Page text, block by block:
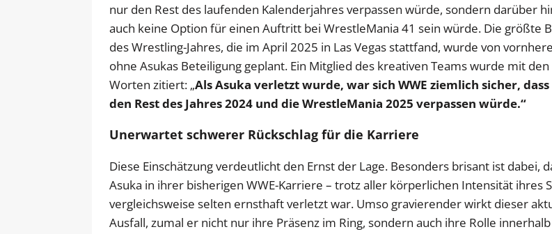
nur den Rest des laufenden Kalenderjahres verpassen würde, sondern darüber
auch keine Option für einen Auftritt bei WrestleMania 41 sein würde. Die größte
des Wrestling-Jahres, die im April 2025 in Las Vegas stattfand, wurde von
ohne Asukas Beteiligung geplant. Ein Mitglied des kreativen Teams wurde mit den
Worten zitiert: „Als Asuka verletzt wurde, war sich WWE ziemlich sicher, dass
den Rest des Jahres 2024 und die WrestleMania 2025 verpassen würde.“
Unerwartet schwerer Rückschlag für die Karriere
Diese Einschätzung verdeutlicht den Ernst der Lage. Besonders brisant ist dabei,
Asuka in ihrer bisherigen WWE-Karriere – trotz aller körperlichen Intensität ihres
vergleichsweise selten ernsthaft verletzt war. Umso gravierender wirkt dieser
Ausfall, zumal er nicht nur ihre Präsenz im Ring, sondern auch ihre Rolle